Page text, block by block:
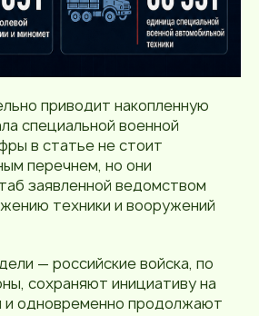
приводит накопленную
специальной военной
в статье не стоит
перечнем, но они
заявленной ведомством
техники и вооружений
— российские войска, по
сохраняют инициативу на
и одновременно продолжают